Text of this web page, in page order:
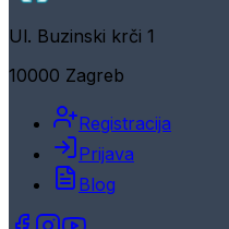
Ul. Buzinski krči 1
10000 Zagreb
Registracija
Prijava
Blog